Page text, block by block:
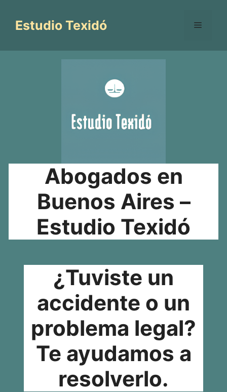
contenido
Estudio Texidó Menú
Abogados en
Buenos Aires –
Estudio Texidó
¿Tuviste un
accidente o un
problema legal?
Te ayudamos a
resolverlo.